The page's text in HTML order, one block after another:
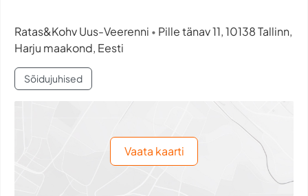
Ratas&Kohv Uus-Veerenni • Pille tänav 11, 10138 Tallinn,
Harju maakond, Eesti
Sõidujuhised
Vaata kaarti